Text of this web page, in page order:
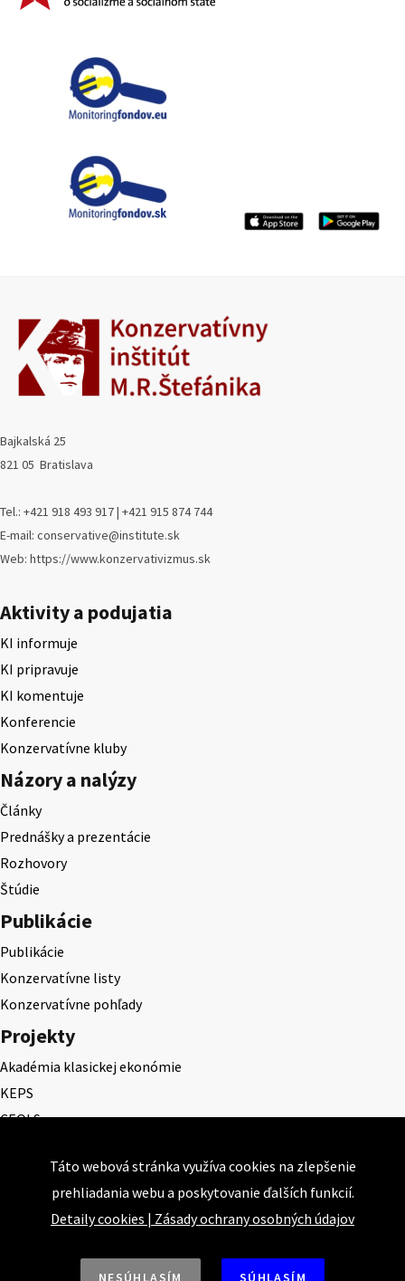
Bajkalská 25
821 05 Bratislava
Tel.: +421 918 493 917 | +421 915 874 744
E-mail: conservative@institute.sk
Web: https://www.konzervativizmus.sk
Aktivity a podujatia
KI informuje
KI pripravuje
KI komentuje
Konferencie
Konzervatívne kluby
Názory a nalýzy
Články
Prednášky a prezentácie
Rozhovory
Štúdie
Publikácie
Publikácie
Konzervatívne listy
Konzervatívne pohľady
Projekty
Akadémia klasickej ekonómie
KEPS
CEQLS
Cena Ernesta Valka
Študentská esej
Deň daňového odbremenenia
Táto webová stránka využíva cookies na zlepšenie
prehliadania webu a poskytovanie ďalších funkcií.
Detaily cookies | Zásady ochrany osobných údajov
NESÚHLASÍM SÚHLASÍM